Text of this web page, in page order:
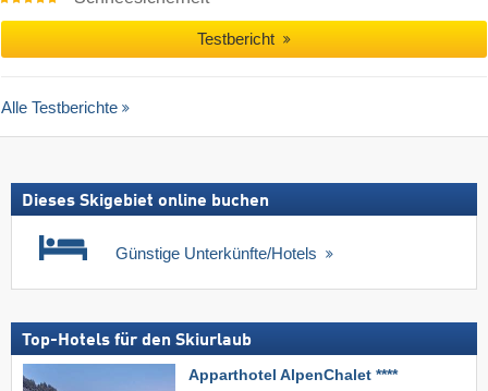
Testbericht
Alle Testberichte
Dieses Skigebiet online buchen
Günstige Unterkünfte/Hotels
Top-Hotels für den Skiurlaub
Apparthotel AlpenChalet ****